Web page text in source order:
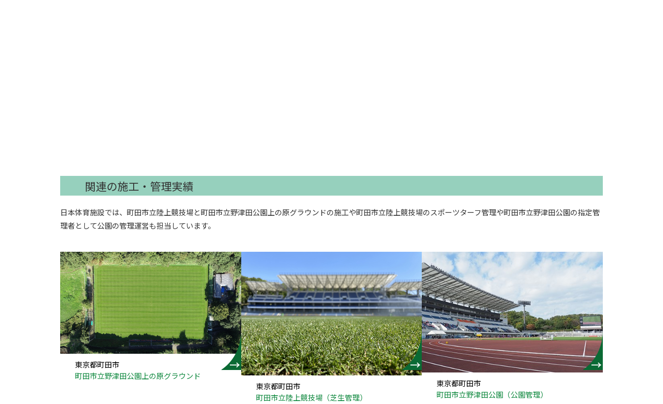
関連の施工・管理実績
日本体育施設では、町田市立陸上競技場と町田市立野津田公園上の原グラウンドの施工や町田市立陸上競技場のスポーツターフ管理や町田市立野津田公園の指定管
理者として公園の管理運営も担当しています。
東京都町田市
町田市立野津田公園上の原グラウンド
東京都町田市
町田市立陸上競技場（芝生管理）
東京都町田市
町田市立野津田公園（公園管理）